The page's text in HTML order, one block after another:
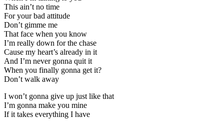
This ain’t no time
For your bad attitude
Don’t gimme me
That face when you know
I’m really down for the chase
Cause my heart’s already in it
And I’m never gonna quit it
When you finally gonna get it?
Don’t walk away
I won’t gonna give up just like that
I’m gonna make you mine
If it takes everything I have